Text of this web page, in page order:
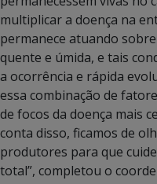
multiplicar a doença na
permanece atuando
quente e úmida, e tais
a ocorrência e rápida
essa combinação de
de focos da doença mais
conta disso, ficamos de
produtores para que
total”, completou o